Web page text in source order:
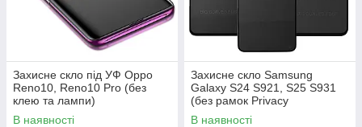
Захисне скло під УФ Oppo
Reno10, Reno10 Pro (без
клею та лампи)
В наявності
Захисне скло Samsung
Galaxy S24 S921, S25 S931
(без рамок Privacy
антишпигун)
В наявності